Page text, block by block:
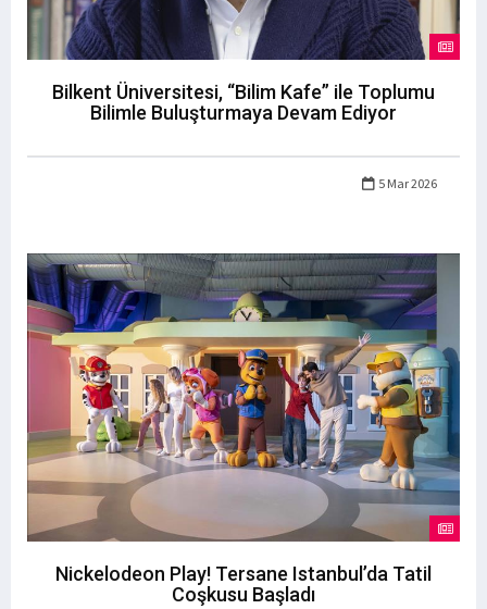
Bilkent Üniversitesi, “Bilim Kafe” ile Toplumu
Bilimle Buluşturmaya Devam Ediyor
5 Mar 2026
Nickelodeon Play! Tersane Istanbul’da Tatil
Coşkusu Başladı